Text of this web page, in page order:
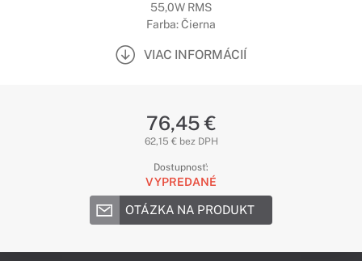
55,0W RMS
Farba: Čierna
VIAC INFORMÁCIÍ
76,45 €
62,15 € bez DPH
Dostupnosť:
VYPREDANÉ
OTÁZKA NA PRODUKT